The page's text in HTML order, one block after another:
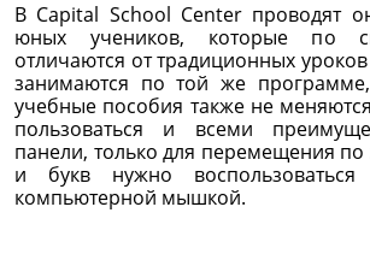
В Capital School Center проводят
юных учеников, которые по
отличаются от традиционных
занимаются по той же
учебные пособия также не
пользоваться и всеми
панели, только для перемещения по
и букв нужно
компьютерной мышкой.